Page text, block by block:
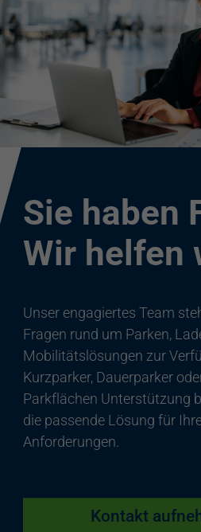
Sie haben
Wir helfen
Unser engagiertes Team
Fragen rund um Parken,
Mobilitätslösungen zur
Kurzparker, Dauerparker
Parkflächen Unterstützung
die passende Lösung für
Anforderungen.
Kontakt